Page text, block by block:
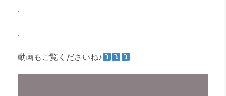
.
.
動画もご覧くださいね♪